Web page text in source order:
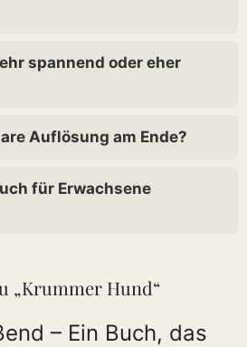
Auflösung am Ende?
„Krummer Hund“
– Ein Buch, das